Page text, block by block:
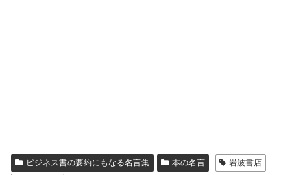
ビジネス書の要約にもなる名言集 本の名言
岩波書店